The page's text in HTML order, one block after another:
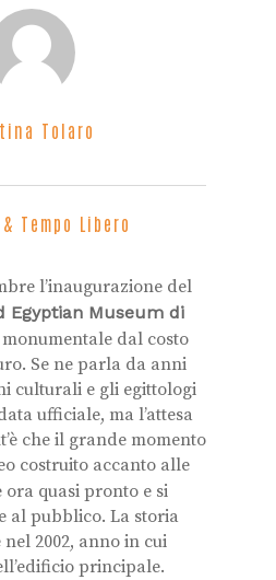
Tolaro
Tempo Libero
l’inaugurazione del
Egyptian Museum di
dal costo
Se ne parla da anni
culturali e gli egittologi
ufficiale, ma l’attesa
che il grande momento
costruito accanto alle
ora quasi pronto e si
al pubblico. La storia
2002, anno in cui
principale.